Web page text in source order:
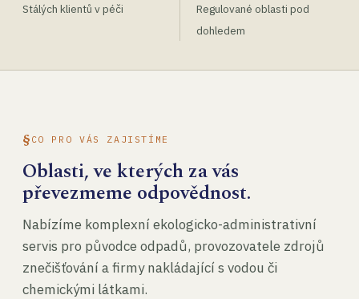
Stálých klientů v péči
Regulované oblasti pod
dohledem
CO PRO VÁS ZAJISTÍME
Oblasti, ve kterých za vás
převezmeme odpovědnost.
Nabízíme komplexní ekologicko-administrativní
servis pro původce odpadů, provozovatele zdrojů
znečišťování a firmy nakládající s vodou či
chemickými látkami.